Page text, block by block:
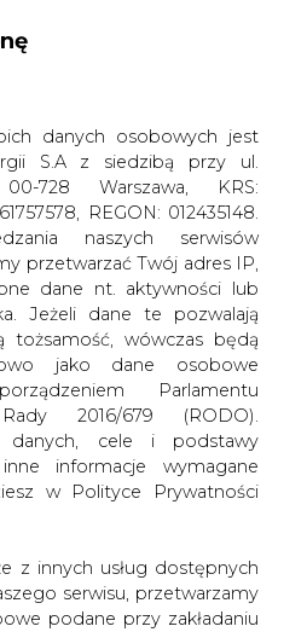
danych osobowych jest
S.A z siedzibą przy ul.
728 Warszawa, KRS:
REGON: 012435148.
naszych serwisów
przetwarzać Twój adres IP,
dane nt. aktywności lub
Jeżeli dane te pozwalają
tożsamość, wówczas będą
jako dane osobowe
Parlamentu
2016/679 (RODO).
danych, cele i podstawy
informacje wymagane
w Polityce Prywatności
z innych usług dostępnych
serwisu, przetwarzamy
podane przy zakładaniu
INFORMACYJNY CIRE
GiEK i Program PGE Energia
w gronie najlepszych